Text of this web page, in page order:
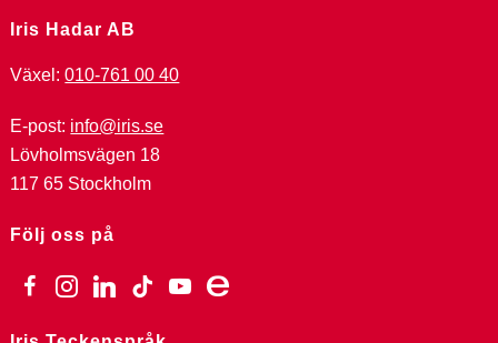
Iris Hadar AB
Växel:010-761 00 40
E-post: info@iris.se
Lövholmsvägen 18
117 65 Stockholm
Följ oss på
facebookinstagramlinkedin
tiktok youtube
ebay